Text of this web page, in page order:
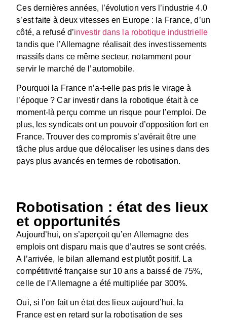
Ces dernières années, l’évolution vers l’industrie 4.0
s’est faite à deux vitesses en Europe : la France, d’un
côté, a refusé d’investir dans la robotique industrielle
tandis que l’Allemagne réalisait des investissements
massifs dans ce même secteur, notamment pour
servir le marché de l’automobile.
Pourquoi la France n’a-t-elle pas pris le virage à
l’époque ? Car investir dans la robotique était à ce
moment-là perçu comme un risque pour l’emploi. De
plus, les syndicats ont un pouvoir d’opposition fort en
France. Trouver des compromis s’avérait être une
tâche plus ardue que délocaliser les usines dans des
pays plus avancés en termes de robotisation.
Robotisation : état des lieux
et opportunités
Aujourd’hui, on s’aperçoit qu’en Allemagne des
emplois ont disparu mais que d’autres se sont créés.
A l’arrivée, le bilan allemand est plutôt positif. La
compétitivité française sur 10 ans a baissé de 75%,
celle de l’Allemagne a été multipliée par 300%.
Oui, si l’on fait un état des lieux aujourd’hui, la
France est en retard sur la robotisation de ses